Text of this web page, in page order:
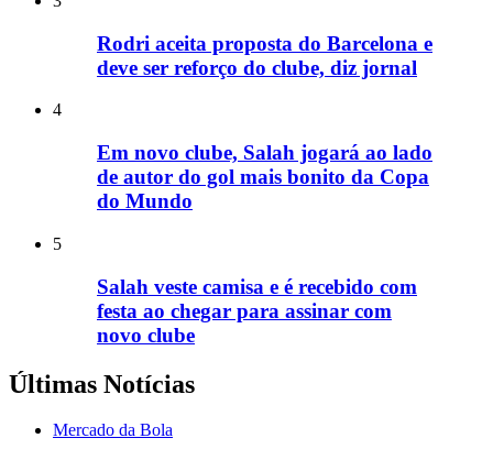
Rodri aceita proposta do Barcelona e
deve ser reforço do clube, diz jornal
4
Em novo clube, Salah jogará ao lado
de autor do gol mais bonito da Copa
do Mundo
5
Salah veste camisa e é recebido com
festa ao chegar para assinar com
novo clube
Últimas Notícias
Mercado da Bola